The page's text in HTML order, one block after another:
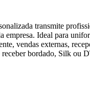
transmite
empresa. Ideal para
vendas externas,
receber bordado, Silk ou